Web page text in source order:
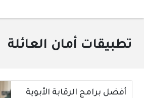
تطبيقات أمان العائلة
أفضل برامج الرقابة الأبوية